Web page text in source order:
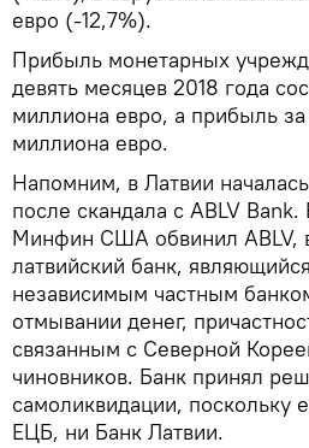
евро (-12,7%).
Прибыль монетарных
девять месяцев 2018 года
миллиона евро, а прибыль
миллиона евро.
Напомним, в Латвии
после скандала с ABLV
Минфин США обвинил ABLV,
латвийский банк,
независимым частным
отмывании денег,
связанным с Северной
чиновников. Банк принял
самоликвидации, поскольку
ЕЦБ, ни Банк Латвии.